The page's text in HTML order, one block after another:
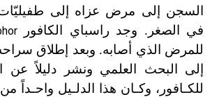
السجن إلى مرض عزاه إلى طفيليّات
في الصغر. وجد راسباي الكافور
للمرض الذي أصابه. وبعد إطلاق
إلى البحث العلمي ونشر دليلاً عن
للكـافور، وكـان هذا الدلـيل وا حـد اً